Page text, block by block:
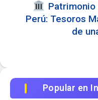
Perú: Tesoros
de
Popular en